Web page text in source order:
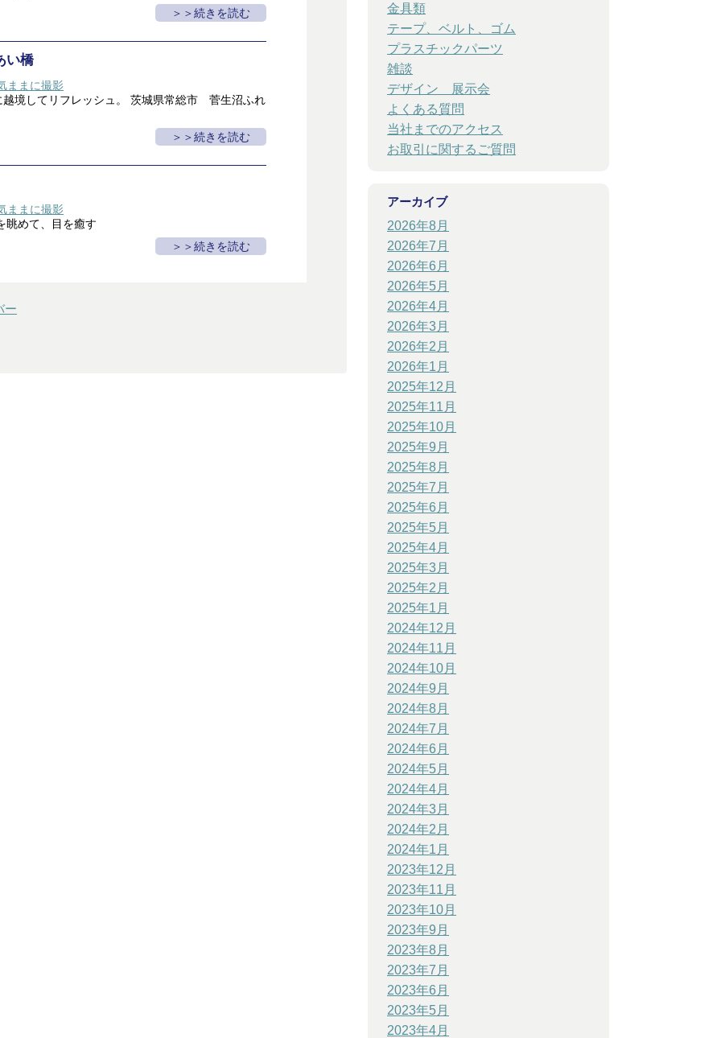
＞続きを読む
い橋
ままに撮影
越境してリフレッシュ。 茨城県常総市 菅生沼ふれ
＞続きを読む
ままに撮影
眺めて、目を癒す
＞続きを読む
ー
金具類
テープ、ベルト、ゴム
プラスチックパーツ
雑談
デザイン 展示会
よくある質問
当社までのアクセス
お取引に関するご質問
アーカイブ
2026年8月
2026年7月
2026年6月
2026年5月
2026年4月
2026年3月
2026年2月
2026年1月
2025年12月
2025年11月
2025年10月
2025年9月
2025年8月
2025年7月
2025年6月
2025年5月
2025年4月
2025年3月
2025年2月
2025年1月
2024年12月
2024年11月
2024年10月
2024年9月
2024年8月
2024年7月
2024年6月
2024年5月
2024年4月
2024年3月
2024年2月
2024年1月
2023年12月
2023年11月
2023年10月
2023年9月
2023年8月
2023年7月
2023年6月
2023年5月
2023年4月